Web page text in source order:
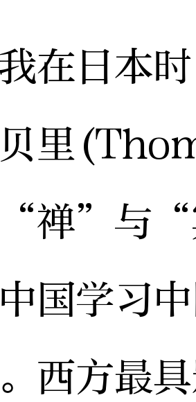
日本时
里
禅”与“
国学习
西方最